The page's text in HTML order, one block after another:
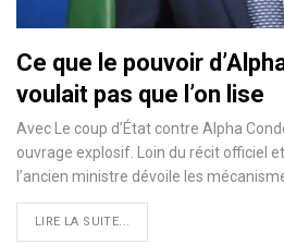
Ce que le pouvoir
voulait pas que l’on lise
Avec Le coup d’État contre Alpha
ouvrage explosif. Loin du récit officiel
l’ancien ministre dévoile les
LIRE LA SUITE...